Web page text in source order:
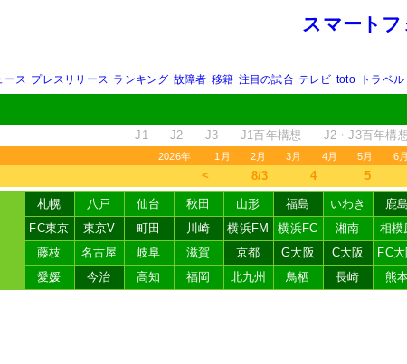
スマート
ース プレスリリース ランキング 故障者 移籍 注目の試合 テレビ toto トラベル
J1 J2 J3 J1百年構想 J2・J3百年構
2026年 1月 2月 3月 4月 5月 6月
＜ 8/3 4 5
札幌 八戸 仙台 秋田 山形 福島 いわき 鹿島
FC東京
東京V 町田 川崎 横浜FM 横浜FC 湘南 相模
藤枝
名古屋 岐阜 滋賀 京都 G大阪 C大阪 FC
愛媛
今治 高知 福岡 北九州 鳥栖 長崎 熊